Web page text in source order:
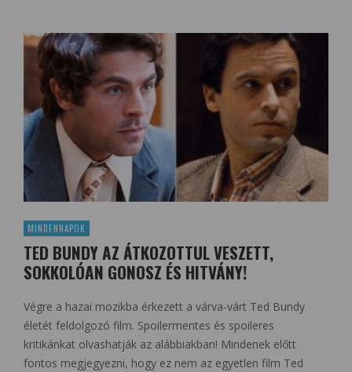
MINDENNAPOK
TED BUNDY AZ ÁTKOZOTTUL VESZETT,
SOKKOLÓAN GONOSZ ÉS HITVÁNY!
Végre a hazai mozikba érkezett a várva-várt Ted Bundy
életét feldolgozó film. Spoilermentes és spoileres
kritikánkat olvashatják az alábbiakban! Mindenek előtt
fontos megjegyezni, hogy ez nem az egyetlen film Ted